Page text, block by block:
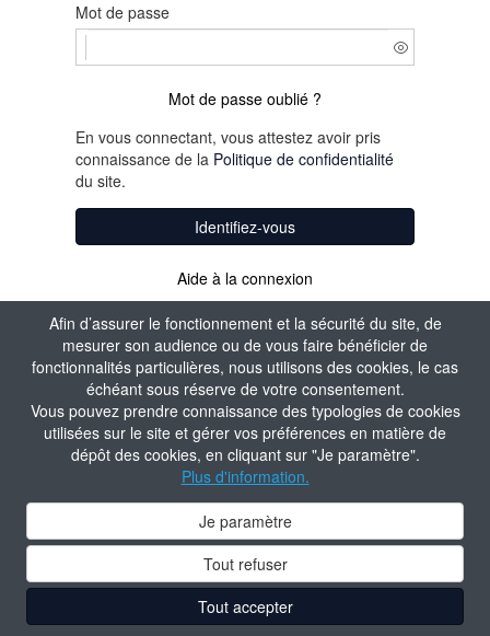
Afin d’assurer le fonctionnement et la sécurité du site, de
mesurer son audience ou de vous faire bénéficier de
fonctionnalités particulières, nous utilisons des cookies, le cas
échéant sous réserve de votre consentement.
Vous pouvez prendre connaissance des typologies de cookies
utilisées sur le site et gérer vos préférences en matière de
dépôt des cookies, en cliquant sur "Je paramètre".
Plus d'information.
Je paramètre
Tout refuser
Tout accepter
Mot de passe
Mot de passe oublié ?
En vous connectant, vous attestez avoir pris
connaissance de la Politique de confidentialité
du site.
Identifiez-vous
Aide à la connexion